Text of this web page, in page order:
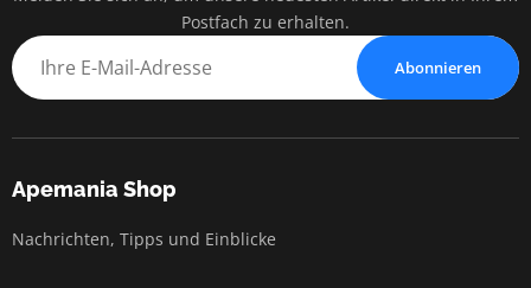
Postfach zu erhalten.
Abonnieren
Apemania Shop
Nachrichten, Tipps und Einblicke